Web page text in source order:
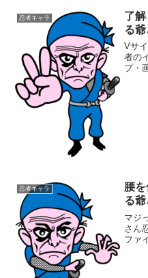
忍者キャラ
了
る
Vサ
者の
プ・
忍者キャラ
腰
る
マジ
さん
ファ